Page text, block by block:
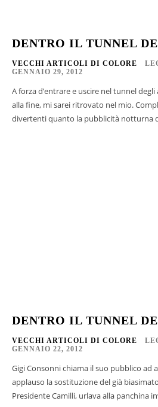
DENTRO IL TUNNEL
VECCHI ARTICOLI DI COLORE
GENNAIO 29, 2012
A forza d’entrare e uscire nel tunnel
alla fine, mi sarei ritrovato nel mio.
divertenti quanto la pubblicità notturna
DENTRO IL TUNNEL
VECCHI ARTICOLI DI COLORE
GENNAIO 22, 2012
Gigi Consonni chiama il suo pubblico ad
applauso la sostituzione del già
Presidente Camilli, urlava alla panchina